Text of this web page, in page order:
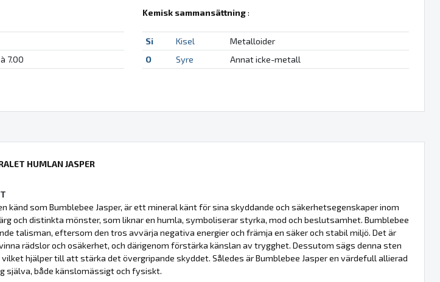
7.00
Kemisk sammansättning:
Si Kisel
Metalloider
O
Syre Annat icke-metall
HUMLAN JASPER
känd som Bumblebee Jasper, är ett mineral känt för sina skyddande och säkerhetsegenskaper inom
och distinkta mönster, som liknar en humla, symboliserar styrka, mod och beslutsamhet. Bumblebee
talisman, eftersom den tros avvärja negativa energier och främja en säker och stabil miljö. Det är
rädslor och osäkerhet, och därigenom förstärka känslan av trygghet. Dessutom sägs denna sten
hjälper till att stärka det övergripande skyddet. Således är Bumblebee Jasper en värdefull allierad
själva, både känslomässigt och fysiskt.